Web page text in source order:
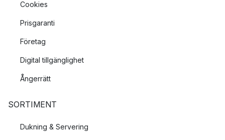
Cookies
Prisgaranti
Företag
Digital tillgänglighet
Ångerrätt
SORTIMENT
Dukning & Servering